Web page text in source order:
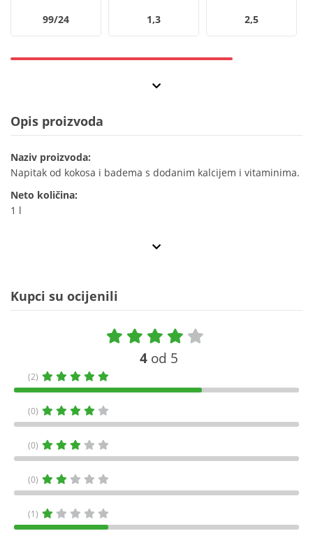
99/24 1,3 2,5
Opis proizvoda
Naziv proizvoda:
Napitak od kokosa i badema s dodanim kalcijem i vitaminima.
Neto količina:
1 l
Kupci su ocijenili
4 od 5
(2)
(0)
(0)
(0)
(1)